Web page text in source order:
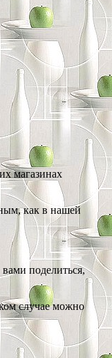
магазинах
как в нашей
поделиться,
случае можно